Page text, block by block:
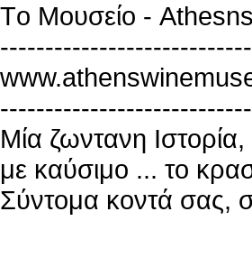
Tο Μουσείο -
Μία ζωντανη
με καύσιμο ... το
Σύντομα κοντά σας,